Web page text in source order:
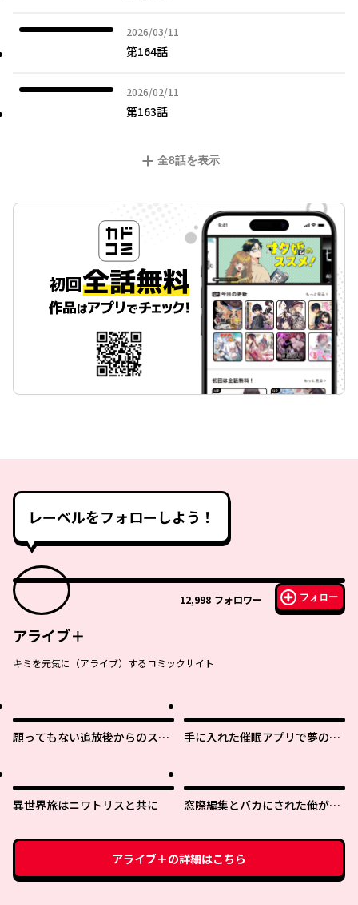
2026/03/11
2026年03月11日
第164話
2026/02/11
2026年02月11日
第163話
全8話を表示
レーベルをフォローしよう！
12,998 フォロワー フォロー
アライブ＋
キミを元気に（アライブ）するコミックサイト
願ってもない追放後からのスロ
り行きで美少女ギャルの師匠に
なったらなぜかめちゃくちゃ懐
かれた〜
手に入れた催眠アプリで夢のハ
異世界旅はニワトリスと共に
窓際編集とバカにされた俺が、
た
アライブ＋の詳細はこちら